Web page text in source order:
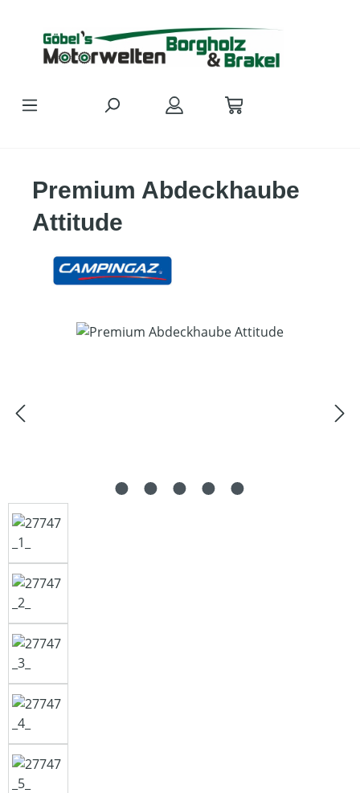
Premium Abdeckhaube
Attitude
Bildergalerie überspringen